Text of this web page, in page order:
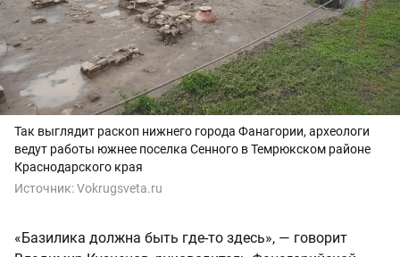
Так выглядит раскоп нижнего города Фанагории, археологи
ведут работы южнее поселка Сенного в Темрюкском районе
Краснодарского края
Источник:Vokrugsveta.ru
«Базилика должна быть где-то здесь», — говорит